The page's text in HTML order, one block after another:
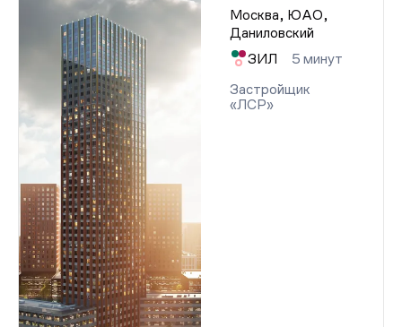
Москва, ЮАО,
Даниловский
ЗИЛ
5 минут
Застройщик
«ЛСР»